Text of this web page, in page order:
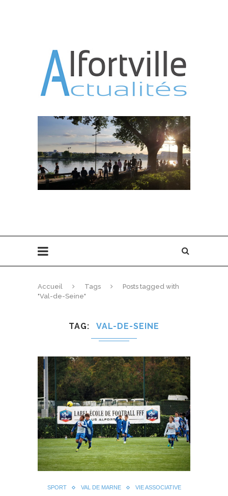
Accueil Tags
Posts tagged with
"Val-de-Seine"
TAG VAL-DE-SEINE
SPORT VAL DE MARNE VIE ASSOCIATIVE